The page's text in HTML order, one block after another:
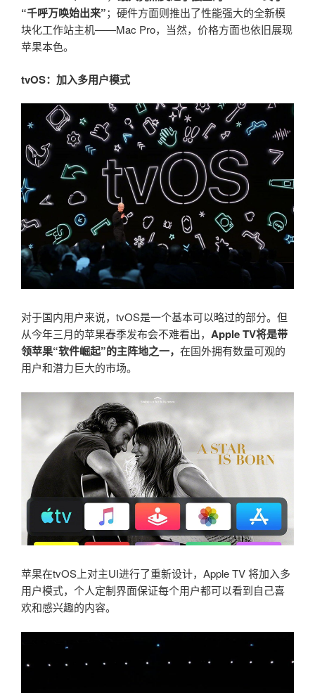
“千呼万唤始出来”；硬件方面则推出了性能强大的全新模
块化工作站主机——Mac Pro，当然，价格方面也依旧展现
苹果本色。
tvOS：加入多用户模式
对于国内用户来说，tvOS是一个基本可以略过的部分。但
从今年三月的苹果春季发布会不难看出， Apple TV将是带
领苹果“软件崛起”的主阵地之一， 在国外拥有数量可观的
用户和潜力巨大的市场。
苹果在tvOS上对主UI进行了重新设计，Apple TV 将加入多
用户模式，个人定制界面保证每个用户都可以看到自己喜
欢和感兴趣的内容。